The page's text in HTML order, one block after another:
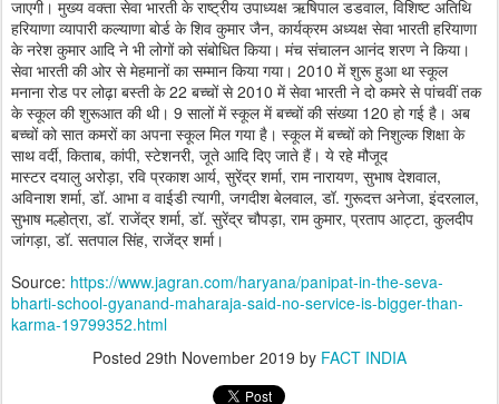
जाएगी। मुख्य वक्ता सेवा भारती के राष्ट्रीय उपाध्यक्ष ऋषिपाल डडवाल, विशिष्ट अतिथि
हरियाणा व्यापारी कल्याणा बोर्ड के शिव कुमार जैन, कार्यक्रम अध्यक्ष सेवा भारती हरियाणा
के नरेश कुमार आदि ने भी लोगों को संबोधित किया। मंच संचालन आनंद शरण ने किया।
सेवा भारती की ओर से मेहमानों का सम्मान किया गया। 2010 में शुरू हुआ था स्कूल
मनाना रोड पर लोढ़ा बस्ती के 22 बच्चों से 2010 में सेवा भारती ने दो कमरे से पांचवीं तक
के स्कूल की शुरूआत की थी। 9 सालों में स्कूल में बच्चों की संख्या 120 हो गई है। अब
बच्चों को सात कमरों का अपना स्कूल मिल गया है। स्कूल में बच्चों को निशुल्क शिक्षा के
साथ वर्दी, किताब, कांपी, स्टेशनरी, जूते आदि दिए जाते हैं। ये रहे मौजूद
मास्टर दयालु अरोड़ा, रवि प्रकाश आर्य, सुरेंद्र शर्मा, राम नारायण, सुभाष देशवाल,
अविनाश शर्मा, डॉ. आभा व वाईडी त्यागी, जगदीश बेलवाल, डॉ. गुरूदत्त अनेजा, इंदरलाल,
सुभाष मल्होत्रा, डॉ. राजेंद्र शर्मा, डॉ. सुरेंद्र चौपड़ा, राम कुमार, प्रताप आट्टा, कुलदीप
जांगड़ा, डॉ. सतपाल सिंह, राजेंद्र शर्मा।
Source: https://www.jagran.com/haryana/panipat-in-the-seva-
bharti-school-gyanand-maharaja-said-no-service-is-bigger-than-
karma-19799352.html
Posted 29th November 2019 by FACT INDIA